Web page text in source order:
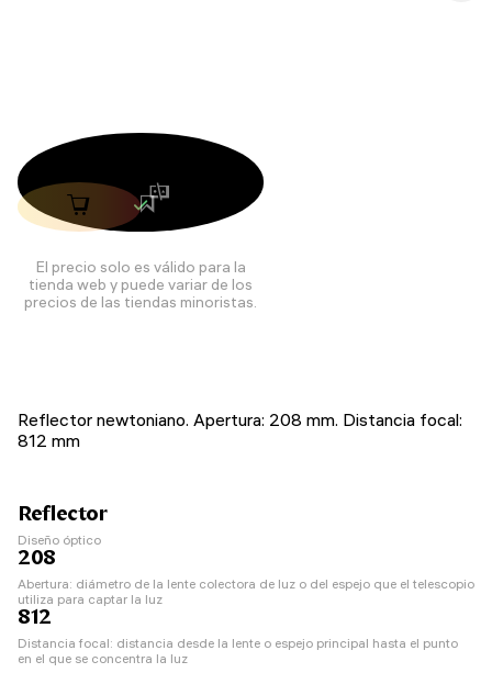
El precio solo es válido para la
tienda web y puede variar de los
precios de las tiendas minoristas.
Reflector newtoniano. Apertura: 208 mm. Distancia focal:
812 mm
Reflector
Diseño óptico
208
Abertura: diámetro de la lente colectora de luz o del espejo que el telescopio
utiliza para captar la luz
812
Distancia focal: distancia desde la lente o espejo principal hasta el punto
en el que se concentra la luz